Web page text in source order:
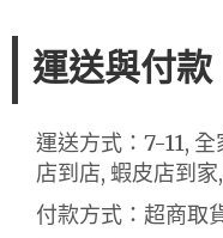
運送與付款
運送方式：7-11,
店到店, 蝦皮店到
付款方式：超商取